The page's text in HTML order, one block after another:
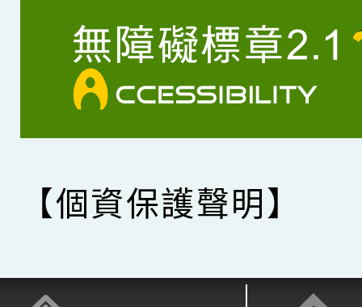
【個資保護聲明】